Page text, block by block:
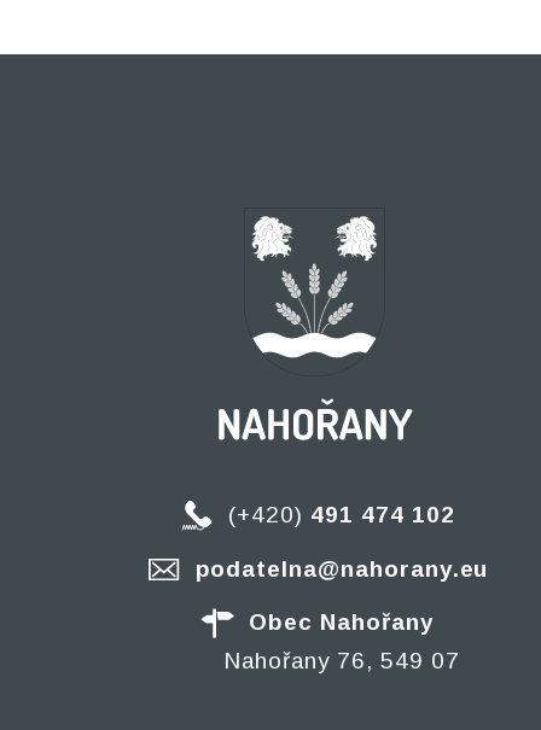
(+420) 491 474 102
podatelna@nahorany.eu
Obec Nahořany
Nahořany 76, 549 07